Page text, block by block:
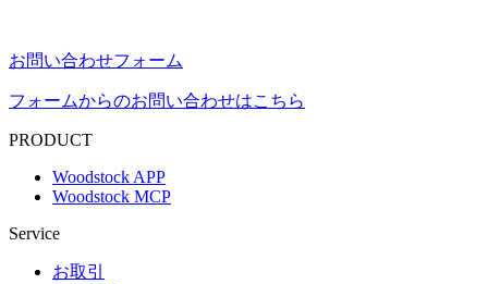
お問い合わせフォーム
フォームからのお問い合わせはこちら
PRODUCT
Woodstock APP
Woodstock MCP
Service
お取引